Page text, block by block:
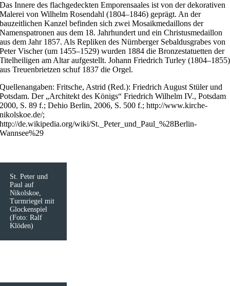
Das Innere des flachgedeckten Emporensaales ist von der dekorativen
Malerei von Wilhelm Rosendahl (1804–1846) geprägt. An der
bauzeitlichen Kanzel befinden sich zwei Mosaikmedaillons der
Namenspatronen aus dem 18. Jahrhundert und ein Christusmedaillon
aus dem Jahr 1857. Als Repliken des Nürnberger Sebaldusgrabes von
Peter Vischer (um 1455–1529) wurden 1884 die Bronzestatuetten der
Titelheiligen am Altar aufgestellt. Johann Friedrich Turley (1804–1855)
aus Treuenbrietzen schuf 1837 die Orgel.
Quellenangaben: Fritsche, Astrid (Red.): Friedrich August Stüler und
Potsdam. Der „Architekt des Königs“ Friedrich Wilhelm IV., Potsdam
2000, S. 89 f.; Dehio Berlin, 2006, S. 500 f.; http://www.kirche-
nikolskoe.de/;
http://de.wikipedia.org/wiki/St._Peter_und_Paul_%28Berlin-
Wannsee%29
St. Peter und
Paul auf
Nikolskoe,
Turmriegel mit
Glockenspiel
(Foto: Ralf
Klöden)